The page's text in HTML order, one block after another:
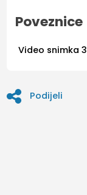
Poveznice
Video snimka
Podijeli